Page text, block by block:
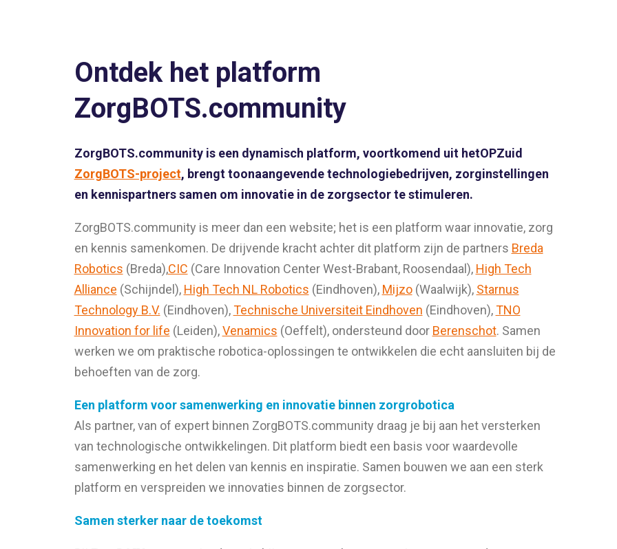
Ontdek het platform
ZorgBOTS.community
ZorgBOTS.community is een dynamisch platform, voortkomend uit hetOPZuid
ZorgBOTS-project, brengt toonaangevende technologiebedrijven, zorginstellingen
en kennispartners samen om innovatie in de zorgsector te stimuleren.
ZorgBOTS.community is meer dan een website; het is een platform waar innovatie, zorg
en kennis samenkomen. De drijvende kracht achter dit platform zijn de partners Breda
Robotics (Breda),CIC (Care Innovation Center West-Brabant, Roosendaal), High Tech
Alliance (Schijndel), High Tech NL Robotics (Eindhoven), Mijzo(Waalwijk), Starnus
Technology B.V. (Eindhoven),Technische Universiteit Eindhoven (Eindhoven),TNO
Innovation for life (Leiden),Venamics (Oeffelt), ondersteund door Berenschot. Samen
werken we om praktische robotica-oplossingen te ontwikkelen die echt aansluiten bij de
behoeften van de zorg.
Een platform voor samenwerking en innovatie binnen zorgrobotica
Als partner, van of expert binnen ZorgBOTS.community draag je bij aan het versterken
van technologische ontwikkelingen. Dit platform biedt een basis voor waardevolle
samenwerking en het delen van kennis en inspiratie. Samen bouwen we aan een sterk
platform en verspreiden we innovaties binnen de zorgsector.
Samen sterker naar de toekomst